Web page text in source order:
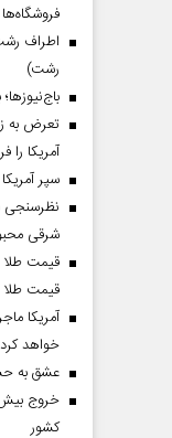
فروشگاه‌ها
اطراف
رشت)
تعرض به
آمریکا را
سپر
نظرسنجی
شرقی
قیمت طلا
آمریکا
خواهد کرد
عشق به
کشور